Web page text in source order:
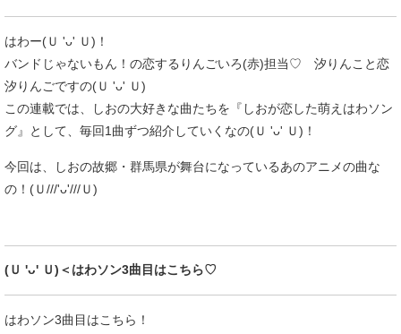
はわー(Ｕ 'ᴗ' Ｕ)！
バンドじゃないもん！の恋するりんごいろ(赤)担当♡ 汐りんこと恋
汐りんごですの(Ｕ 'ᴗ' Ｕ)
この連載では、しおの大好きな曲たちを『しおが恋した萌えはわソン
グ』として、毎回1曲ずつ紹介していくなの(Ｕ 'ᴗ' Ｕ)！
今回は、しおの故郷・群馬県が舞台になっているあのアニメの曲な
の！(Ｕ///'ᴗ'///Ｕ)
(Ｕ 'ᴗ' Ｕ)＜はわソン3曲目はこちら♡
はわソン3曲目はこちら！